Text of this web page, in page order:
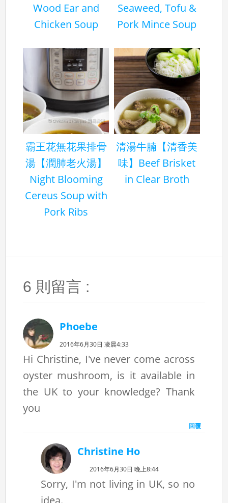
Wood Ear and
Chicken Soup
Seaweed, Tofu &
Pork Mince Soup
霸王花無花果排骨
湯【潤肺老火湯】
Night Blooming
Cereus Soup with
Pork Ribs
清湯牛腩【清香美
味】Beef Brisket
in Clear Broth
6 則留言 :
Phoebe
2016年6月30日 凌晨4:33
Hi Christine, I've never come across
oyster mushroom, is it available in
the UK to your knowledge? Thank
you
回覆
Christine Ho
2016年6月30日 晚上8:44
Sorry, I'm not living in UK, so no
idea.